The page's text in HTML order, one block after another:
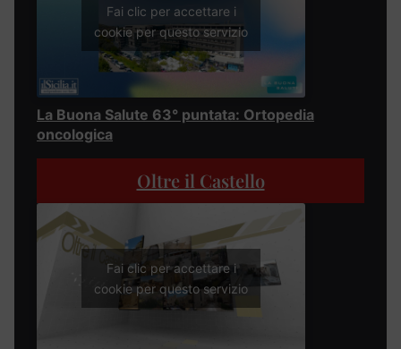
Fai clic per accettare i
cookie per questo servizio
La Buona Salute 63° puntata: Ortopedia
oncologica
Oltre il Castello
Fai clic per accettare i
cookie per questo servizio